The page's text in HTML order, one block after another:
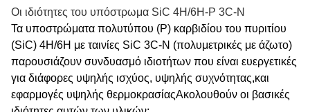
Οι ιδιότητες του υπόστρωμα SiC 4H/6H-P 3C-N
Τα υποστρώματα πολυτύπου (P) καρβιδίου του πυριτίου
(SiC) 4H/6H με ταινίες SiC 3C-N (πολυμετρικές με άζωτο)
παρουσιάζουν συνδυασμό ιδιοτήτων που είναι ευεργετικές
για διάφορες υψηλής ισχύος, υψηλής συχνότητας,και
εφαρμογές υψηλής θερμοκρασίαςΑκολουθούν οι βασικές